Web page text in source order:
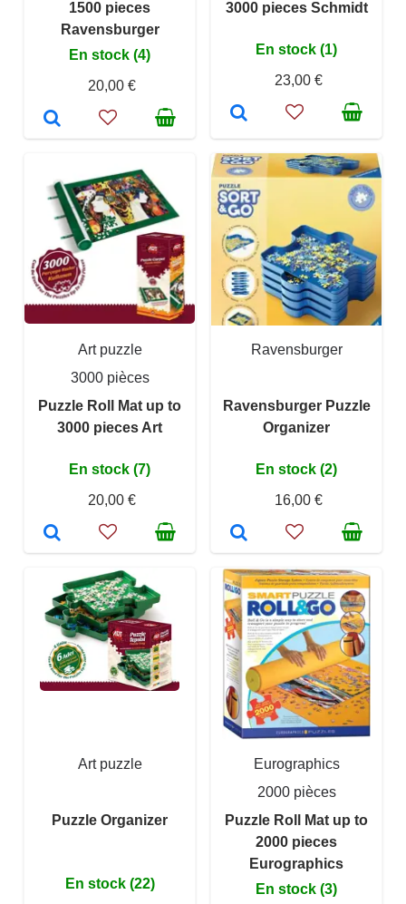
1500 pieces
Ravensburger
En stock (4)
20,00 €
3000 pieces Schmidt
En stock (1)
23,00 €
Art puzzle
3000 pièces
Puzzle Roll Mat up to
3000 pieces Art
En stock (7)
20,00 €
Ravensburger
Ravensburger Puzzle
Organizer
En stock (2)
16,00 €
Art puzzle
Puzzle Organizer
En stock (22)
Eurographics
2000 pièces
Puzzle Roll Mat up to
2000 pieces
Eurographics
En stock (3)